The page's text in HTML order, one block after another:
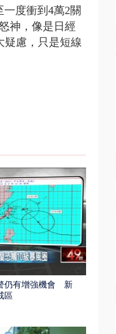
度衝到4萬2關
神，像是日經
疑慮，只是短線
仍有增強機會 新
區